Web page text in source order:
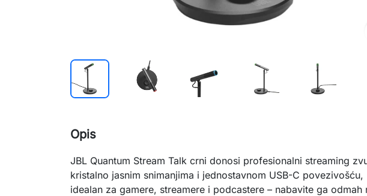
Opis
JBL Quantum Stream Talk crni donosi profesionalni streaming
kristalno jasnim snimanjima i jednostavnom USB-C povezivošću,
idealan za gamere, streamere i podcastere – nabavite ga odmah